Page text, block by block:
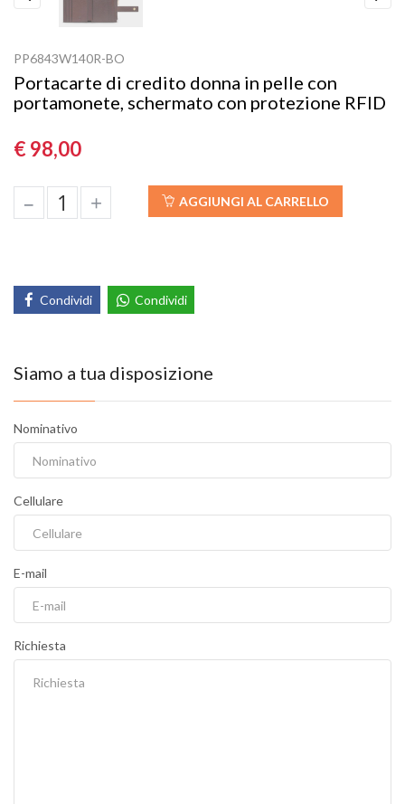
PP6843W140R-BO
Portacarte di credito donna in pelle con
portamonete, schermato con protezione RFID
€ 98,00
– + AGGIUNGI AL CARRELLO
Condividi Condividi
Siamo a tua disposizione
Nominativo
Cellulare
E-mail
Richiesta